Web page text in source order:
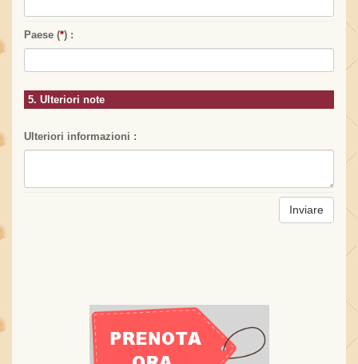
Paese (*) :
5. Ulteriori note
Ulteriori informazioni :